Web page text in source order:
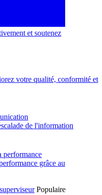
et soutenez
votre qualité, conformité et
de l'information
performance
grâce au
Populaire